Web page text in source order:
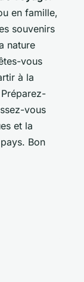
en famille,
souvenirs
nature
vous
à la
vous
et la
Bon